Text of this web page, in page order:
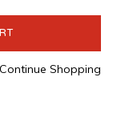
Shopping